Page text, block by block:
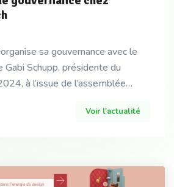
sa gouvernance avec le
Gabi Schupp, présidente du
à l’issue de l’assemblée
Voir l'actualité